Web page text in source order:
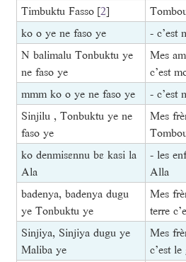
Timbuktu Fasso[2]
ko o ye ne faso ye
- c’est
N balimalu Tonbuktu ye
ne faso ye
Mes
c’est
mmm ko o ye ne faso ye
- c’est
Sinjilu , Tonbuktu ye ne
faso ye
Mes
ko denmisɛnnu bɛ kasi la
Ala
- les
Alla
badenya, badenya dugu
ye Tonbuktu ye
Mes
terre
Sinjiya, Sinjiya dugu ye
Maliba ye
Mes
c’est